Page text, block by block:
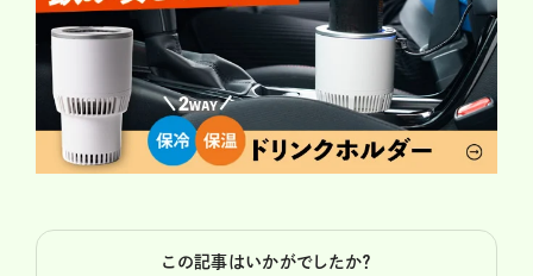
この記事はいかがでしたか？